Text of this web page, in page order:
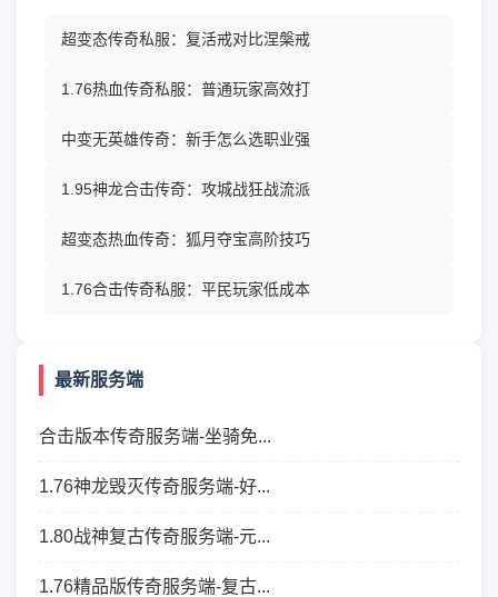
超变态传奇私服：复活戒对比涅槃戒
1.76热血传奇私服：普通玩家高效打
中变无英雄传奇：新手怎么选职业强
1.95神龙合击传奇：攻城战狂战流派
超变态热血传奇：狐月夺宝高阶技巧
1.76合击传奇私服：平民玩家低成本
最新服务端
合击版本传奇服务端-坐骑免...
1.76神龙毁灭传奇服务端-好...
1.80战神复古传奇服务端-元...
1.76精品版传奇服务端-复古...